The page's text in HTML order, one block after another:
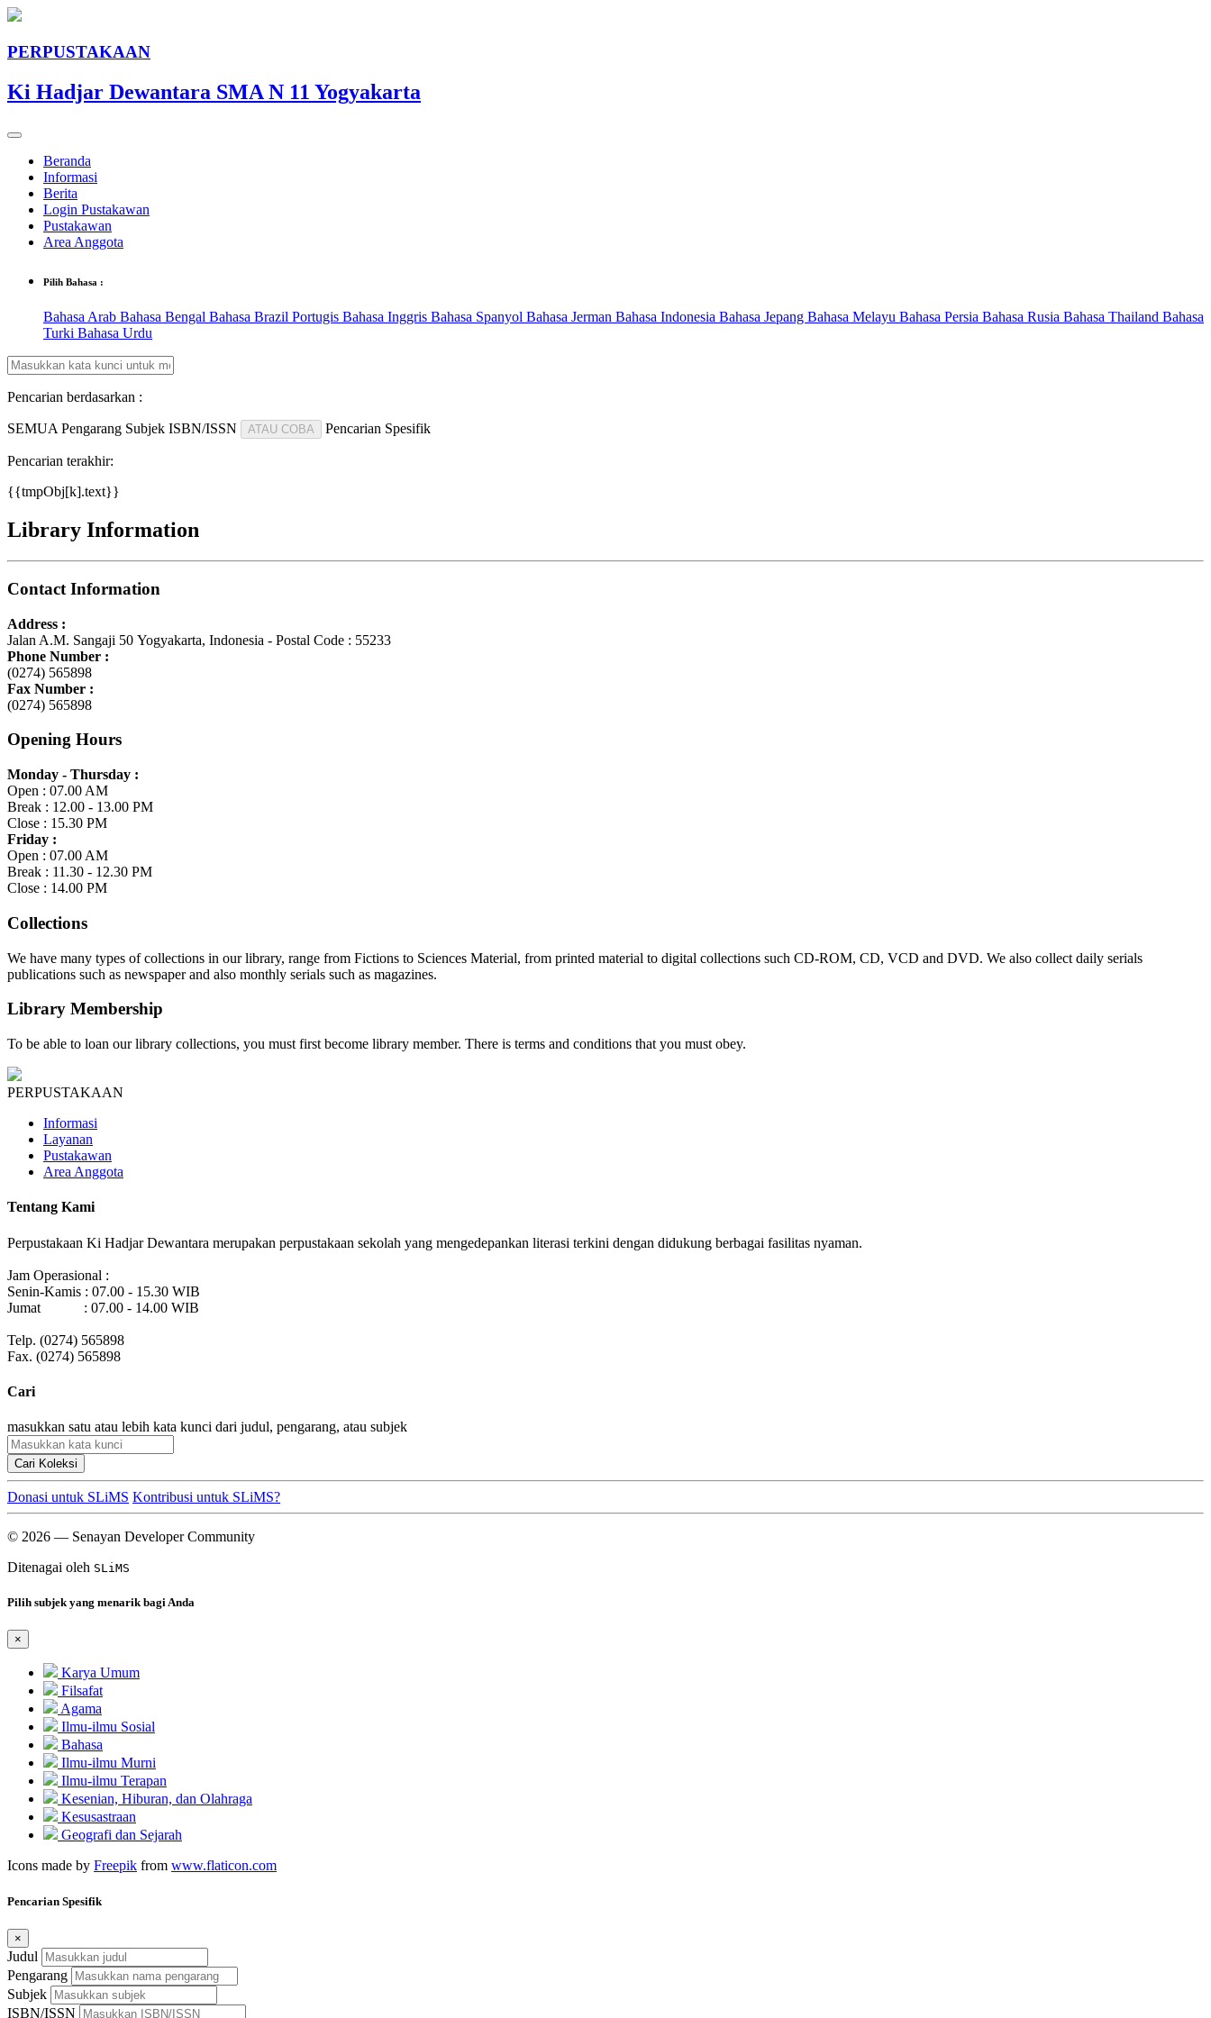
PERPUSTAKAAN
Ki Hadjar Dewantara SMA N 11 Yogyakarta
Beranda
Informasi
Berita
Login Pustakawan
Pustakawan
Area Anggota
Pilih Bahasa :
Bahasa Arab Bahasa Bengal Bahasa Brazil Portugis Bahasa Inggris Bahasa Spanyol Bahasa Jerman Bahasa Indonesia Bahasa Jepang Bahasa Melayu Bahasa Persia Bahasa Rusia Bahasa Thailand Bahasa
Turki Bahasa Urdu
Pencarian berdasarkan :
SEMUA Pengarang Subjek ISBN/ISSN ATAU COBA Pencarian Spesifik
Pencarian terakhir:
{{tmpObj[k].text}}
Library Information
Contact Information
Address :
Jalan A.M. Sangaji 50 Yogyakarta, Indonesia - Postal Code : 55233
Phone Number :
(0274) 565898
Fax Number :
(0274) 565898
Opening Hours
Monday - Thursday :
Open : 07.00 AM
Break : 12.00 - 13.00 PM
Close : 15.30 PM
Friday :
Open : 07.00 AM
Break : 11.30 - 12.30 PM
Close : 14.00 PM
Collections
We have many types of collections in our library, range from Fictions to Sciences Material, from printed material to digital collections such CD-ROM, CD, VCD and DVD. We also collect daily serials
publications such as newspaper and also monthly serials such as magazines.
Library Membership
To be able to loan our library collections, you must first become library member. There is terms and conditions that you must obey.
PERPUSTAKAAN
Informasi
Layanan
Pustakawan
Area Anggota
Tentang Kami
Perpustakaan Ki Hadjar Dewantara merupakan perpustakaan sekolah yang mengedepankan literasi terkini dengan didukung berbagai fasilitas nyaman.
Jam Operasional :
Senin-Kamis : 07.00 - 15.30 WIB
Jumat : 07.00 - 14.00 WIB
Telp. (0274) 565898
Fax. (0274) 565898
Cari
masukkan satu atau lebih kata kunci dari judul, pengarang, atau subjek
Cari Koleksi
Donasi untuk SLiMS Kontribusi untuk SLiMS?
© 2026 — Senayan Developer Community
Ditenagai oleh SLiMS
Pilih subjek yang menarik bagi Anda
×
Karya Umum
Filsafat
Agama
Ilmu-ilmu Sosial
Bahasa
Ilmu-ilmu Murni
Ilmu-ilmu Terapan
Kesenian, Hiburan, dan Olahraga
Kesusastraan
Geografi dan Sejarah
Icons made by Freepik from www.flaticon.com
Pencarian Spesifik
×
Judul
Pengarang
Subjek
ISBN/ISSN